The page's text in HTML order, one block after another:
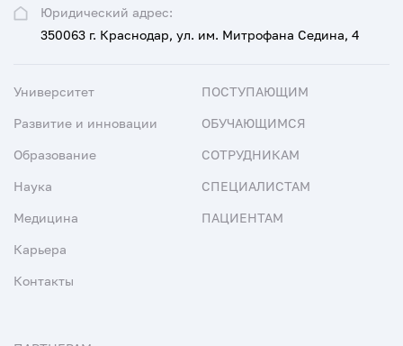
Юридический адрес:
350063 г. Краснодар, ул. им. Митрофана Седина, 4
Университет
Развитие и инновации
Образование
Наука
Медицина
Карьера
Контакты
ПОСТУПАЮЩИМ
ОБУЧАЮЩИМСЯ
СОТРУДНИКАМ
СПЕЦИАЛИСТАМ
ПАЦИЕНТАМ